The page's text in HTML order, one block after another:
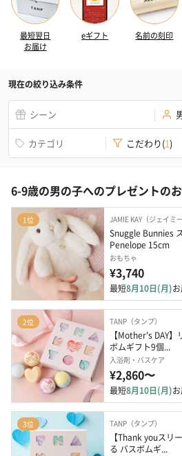
最短翌日
お届け
eギフト 名前の刻印
現在の絞り込み条件
シーン
カテゴリ こだわり(1)
6-9歳の男の子へのプレゼントの
1位 JAMIE KAY（ジェイミ
Snuggle Bunnies
Penelope 15cm
おもちゃ
¥3,740
最短8月10日(月)
2位 TANP（タンプ）
【Mother's DAY
ボムギフト9個...
入浴剤・バスケア
¥2,860〜
最短8月10日(月)
3位 TANP（タンプ）
【Thank youスリ
る バスボムギ...